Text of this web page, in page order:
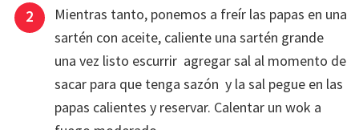
Mientras tanto, ponemos a freír las papas en una
sartén con aceite, caliente una sartén grande
una vez listo escurrir agregar sal al momento de
sacar para que tenga sazón y la sal pegue en las
papas calientes y reservar. Calentar un wok a